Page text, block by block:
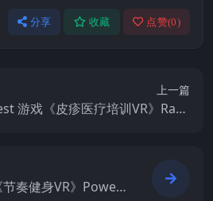
分享 收藏 点赞(0)
上一篇
游戏《皮疹医疗培训VR》Rash
奏健身VR》Power